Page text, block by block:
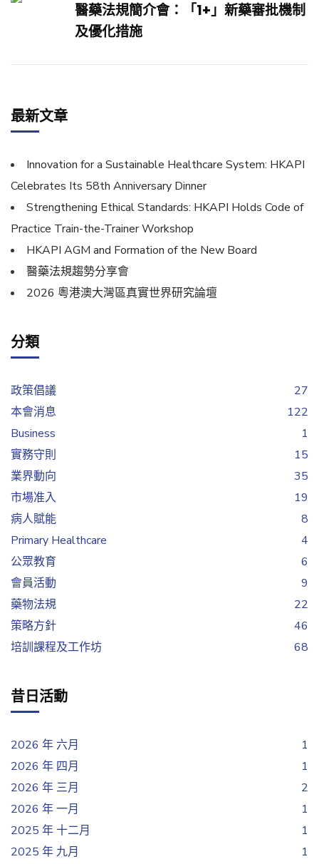
醫藥法規簡介會：「1+」新藥審批機制
及優化措施
最新文章
Innovation for a Sustainable Healthcare System: HKAPI
Celebrates Its 58th Anniversary Dinner
Strengthening Ethical Standards: HKAPI Holds Code of
Practice Train-the-Trainer Workshop
HKAPI AGM and Formation of the New Board
醫藥法規趨勢分享會
2026 粵港澳大灣區真實世界研究論壇
分類
政策倡議
27
本會消息
122
Business
1
實務守則
15
業界動向
35
市場准入
19
病人賦能
8
Primary Healthcare
4
公眾教育
6
會員活動
9
藥物法規
22
策略方針
46
培訓課程及工作坊
68
昔日活動
2026 年 六月
1
2026 年 四月
1
2026 年 三月
2
2026 年 一月
1
2025 年 十二月
1
2025 年 九月
1